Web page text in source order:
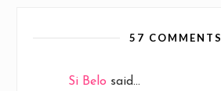
57 COMMENTS
Si Belo said...